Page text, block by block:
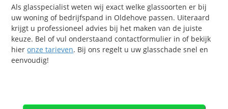
Als glasspecialist weten wij exact welke glassoorten er bij
uw woning of bedrijfspand in Oldehove passen. Uiteraard
krijgt u professioneel advies bij het maken van de juiste
keuze. Bel of vul onderstaand contactformulier in of bekijk
hieronze tarieven. Bij ons regelt u uw glasschade snel en
eenvoudig!